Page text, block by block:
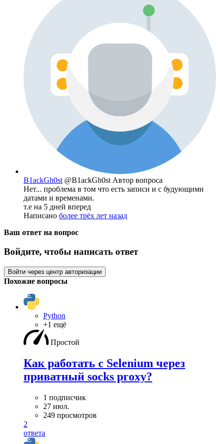
B1ackGh0st @B1ackGh0st Автор вопроса
Нет... проблема в том что есть записи и с будующими
датами и временами.
т.е на 5 дней вперед
Написано более трёх лет назад
Ваш ответ на вопрос
Войдите, чтобы написать ответ
Войти через центр авторизации
Похожие вопросы
Python
+1 ещё
Простой
Как работать с Selenium через
приватный socks proxy?
1 подписчик
27 июл.
249 просмотров
2
ответа